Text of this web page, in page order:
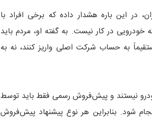
در این باره هشدار داده که برخی افراد با
در کار نیست. به گفته او، مردم باید
به حساب شرکت اصلی واریز کنند، نه به
نیستند و پیش‌فروش رسمی فقط باید توسط
شود. بنابراین هر نوع پیشنهاد پیش‌فروش